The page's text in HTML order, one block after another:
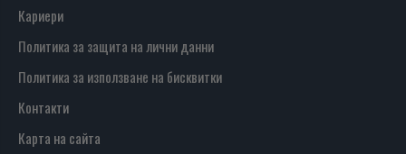
Кариери
Политика за защита на лични данни
Политика за използване на бисквитки
Контакти
Карта на сайта